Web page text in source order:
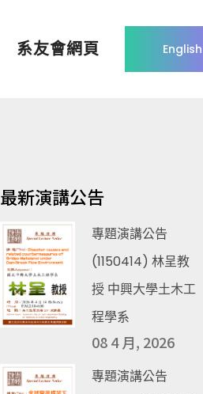
English
系友會網頁
最新演講公告
專題演講公告
(1150414) 林呈教
授 中興大學土木工
程學系
08 4 月, 2026
專題演講公告